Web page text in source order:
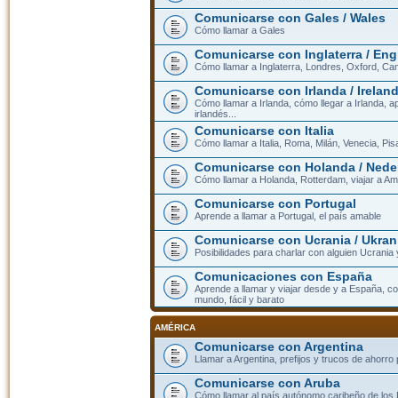
Comunicarse con Gales / Wales
Cómo llamar a Gales
Comunicarse con Inglaterra /
Cómo llamar a Inglaterra, Londres, Oxford,
Comunicarse con Irlanda / Ireland
Cómo llamar a Irlanda, cómo llegar a Irlanda,
irlandés...
Comunicarse con Italia
Cómo llamar a Italia, Roma, Milán, Venecia,
Comunicarse con Holanda /
Cómo llamar a Holanda, Rotterdam, viajar a
Comunicarse con Portugal
Aprende a llamar a Portugal, el país amable
Comunicarse con Ucrania /
Posibilidades para charlar con alguien Ucrania
Comunicaciones con España
Aprende a llamar y viajar desde y a España,
mundo, fácil y barato
AMÉRICA
Comunicarse con Argentina
Llamar a Argentina, prefijos y trucos de ahorro
Comunicarse con Aruba
Cómo llamar al país autónomo caribeño de los